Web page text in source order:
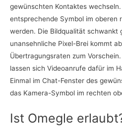
gewünschten Kontaktes
entsprechende Symbol im oberen
werden. Die Bildqualität schwankt
unansehnliche Pixel-Brei kommt
Übertragungsraten zum
lassen sich Videoanrufe dafür im
Einmal im Chat-Fenster des
das Kamera-Symbol im rechten
Ist Omegle